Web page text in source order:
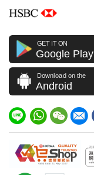
GET IT ON
Google Play
Download on the
Android